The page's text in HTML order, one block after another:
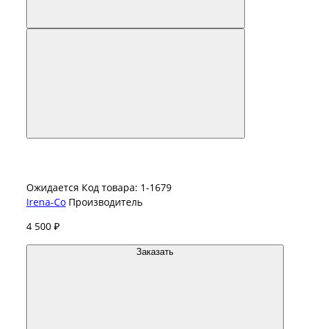
Ожидается Код товара: 1-1679
Irena-Co Производитель
4 500 ₽
Заказать